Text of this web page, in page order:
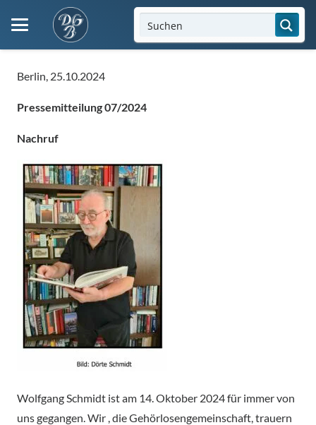
Berlin, 25.10.2024
Pressemitteilung 07/2024
Nachruf
Wolfgang Schmidt ist am 14. Oktober 2024 für immer von
uns gegangen. Wir , die Gehörlosengemeinschaft, trauern